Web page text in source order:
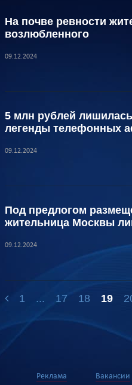
На почве ревности
возлюбленного
09.12.2024
5 млн рублей
легенды телефонных
09.12.2024
Под предлогом
жительница Москвы
09.12.2024
1 ... 17 18 19
Реклама Вакансии